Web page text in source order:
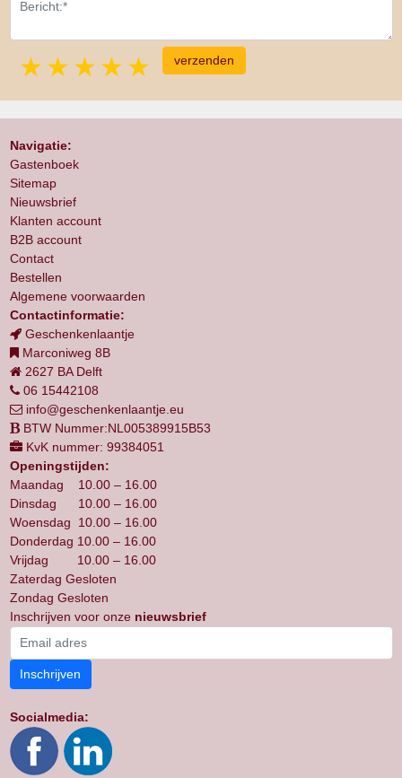
5 stars
4 stars
3 stars
2 stars
1 star
Navigatie:
Gastenboek
Sitemap
Nieuwsbrief
Klanten account
B2B account
Contact
Bestellen
Algemene voorwaarden
Contactinformatie:
Geschenkenlaantje
Marconiweg 8B
2627 BA Delft
06 15442108
info@geschenkenlaantje.eu
BTW Nummer:NL005389915B53
KvK nummer: 99384051
Openingstijden:
Maandag 10.00 – 16.00
Dinsdag 10.00 – 16.00
Woensdag 10.00 – 16.00
Donderdag 10.00 – 16.00
Vrijdag 10.00 – 16.00
Zaterdag Gesloten
Zondag Gesloten
Inschrijven voor onze nieuwsbrief
Inschrijven
Socialmedia: